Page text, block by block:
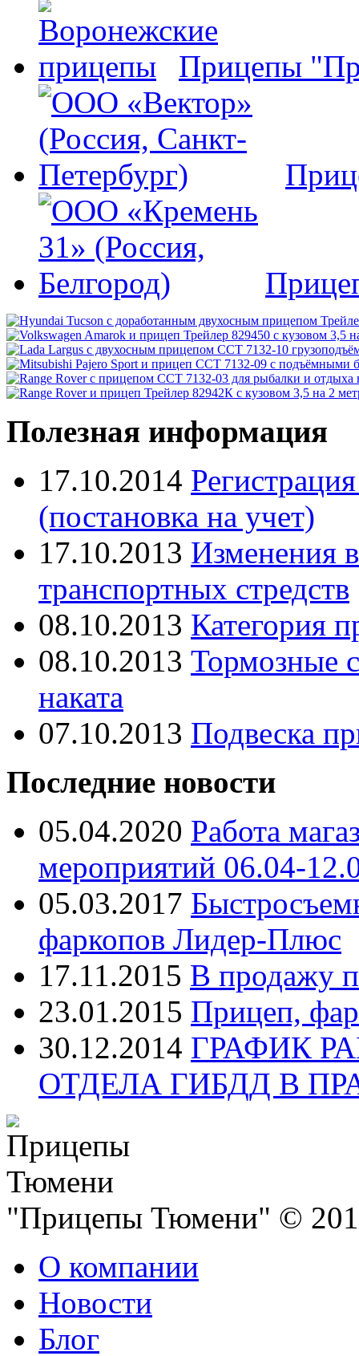
Прицепы
Полезная информация
17.10.2014
(постановка на учет)
17.10.2013 Изменения
транспортных стредств
08.10.2013 Категория
08.10.2013 Тормозные
наката
07.10.2013 Подвеска
Последние новости
05.04.2020 Работа
мероприятий 06.04-
05.03.2017
фаркопов Лидер-Плюс
17.11.2015 В продажу
23.01.2015 Прицеп,
30.12.2014 ГРАФИК
ОТДЕЛА ГИБДД В
"Прицепы Тюмени" ©
О компании
Новости
Блог